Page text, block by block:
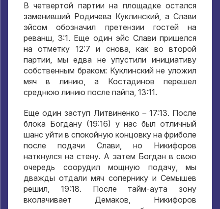
В четвертой партии на площадке остался
заменивший Родичева Куклинский, а Слави
эйсом обозначил претензии гостей на
реванш, 3:1. Еще один эйс Слави пришелся
на отметку 12:7и снова,как во второй
партии, мы едва не упустили инициативу
собственным браком: Куклинский не уложил
мяч в линию,а Костадинов перешел
среднюю линию после пайпа, 13:11.
Еще один заступ Литвиненко –17:13. После
блока Богдану(19:16) у нас был отличный
шанс уйти в спокойную концовку на фриболе
после подачи Слави, но Никифоров
наткнулся на стену. А затем Богдан в свою
очередь соорудил мощную подачу, мы
дважды отдали мяч сопернику и Семышев
решил, 19:18. После тайм-аута зону
вколачивает Демаков, Никифоров